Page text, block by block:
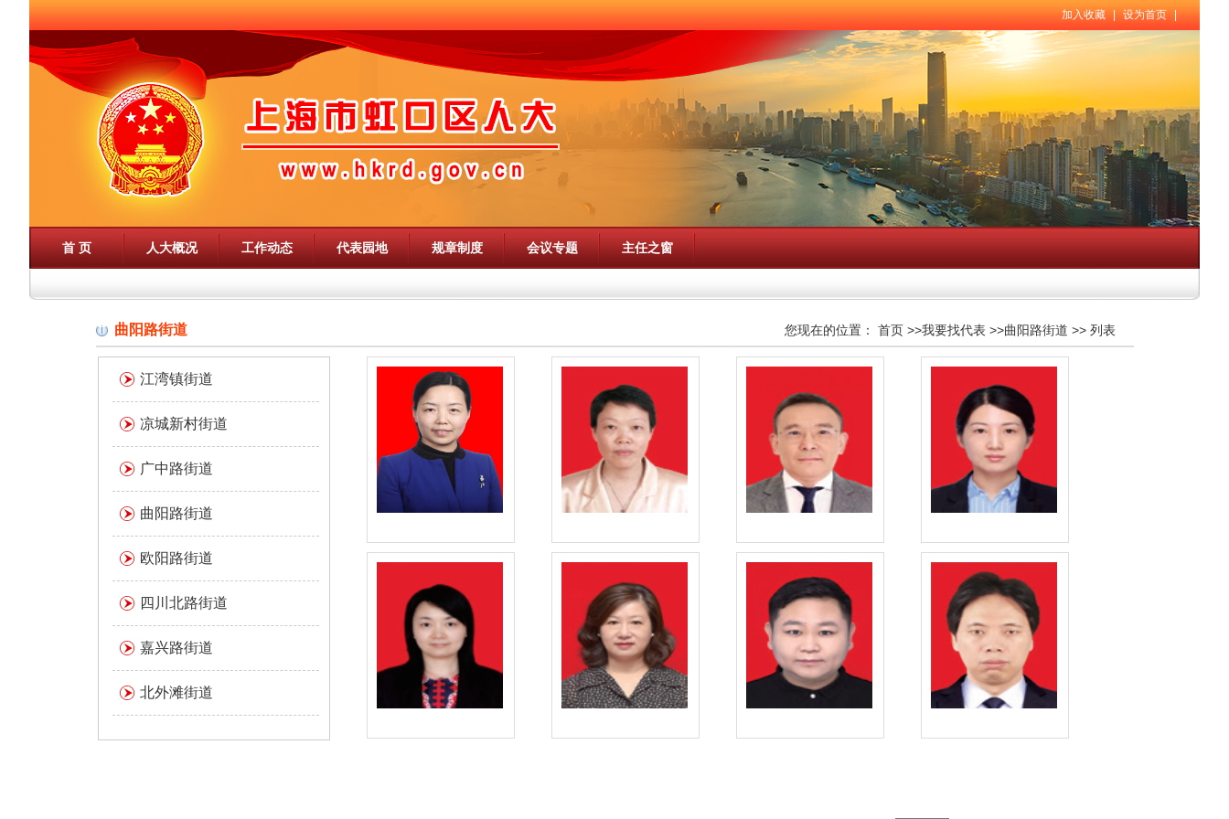
加入收藏 | 设为首页 |
首 页 人大概况 工作动态 代表园地 规章制度 会议专题 主任之窗
曲阳路街道 您现在的位置： 首页>>我要找代表 >>曲阳路街道 >> 列表
江湾镇街道
凉城新村街道
广中路街道
曲阳路街道
欧阳路街道
四川北路街道
嘉兴路街道
北外滩街道